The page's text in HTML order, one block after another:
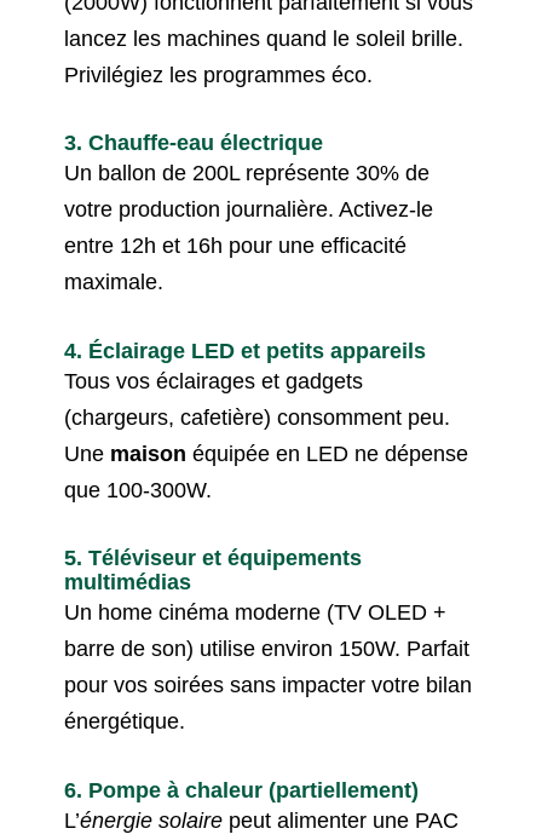
lancez les machines quand le soleil brille.
Privilégiez les programmes éco.
3. Chauffe-eau électrique
Un ballon de 200L représente 30% de
votre production journalière. Activez-le
entre 12h et 16h pour une efficacité
maximale.
4. Éclairage LED et petits appareils
Tous vos éclairages et gadgets
(chargeurs, cafetière) consomment peu.
Une maison équipée en LED ne dépense
que 100-300W.
5. Téléviseur et équipements
multimédias
Un home cinéma moderne (TV OLED +
barre de son) utilise environ 150W. Parfait
pour vos soirées sans impacter votre bilan
énergétique.
6. Pompe à chaleur (partiellement)
L’énergie solaire peut alimenter une PAC